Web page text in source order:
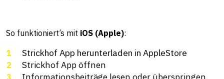
So funktioniert’s mit iOS (Apple):
Strickhof App herunterladen in AppleStore
Strickhof App öffnen